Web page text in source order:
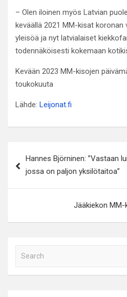
– Olen iloinen myös Latvian
keväällä 2021 MM-kisat
yleisöä ja nyt latvialaiset
todennäköisesti kokemaan
Kevään 2023 MM-kisojen
toukokuuta
Lähde: Leijonat.fi
selaus
Hannes Björninen: ”Vastaan
jossa on paljon yksilötaitoa”
Jääkiekon MM-
a